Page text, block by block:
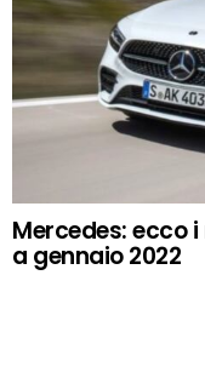
Mercedes: ecco
a gennaio 2022